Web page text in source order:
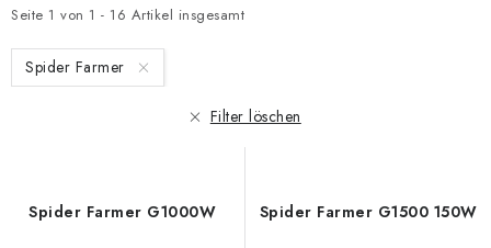
t
e
d
Seite 1 von 1 - 16 Artikel insgesamt
d
u
kSpider Farmer
Filter löschen
Spider Farmer G1000W Spider Farmer G1500 150W